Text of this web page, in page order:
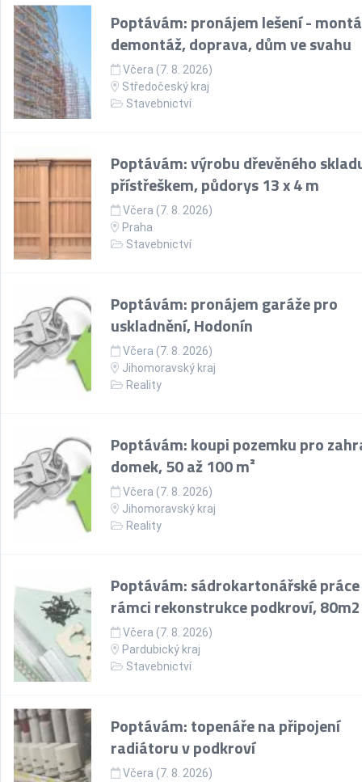
Poptávám: pronájem lešení -
demontáž, doprava, dům ve svahu
Včera (7. 8. 2026)
Středočeský kraj
Stavebnictví
Poptávám: výrobu dřevěného
přístřeškem, půdorys 13 x 4 m
Včera (7. 8. 2026)
Praha
Stavebnictví
Poptávám: pronájem garáže pro
uskladnění, Hodonín
Včera (7. 8. 2026)
Jihomoravský kraj
Reality
Poptávám: koupi pozemku pro
domek, 50 až 100 m²
Včera (7. 8. 2026)
Jihomoravský kraj
Reality
Poptávám: sádrokartonářské
rámci rekonstrukce podkroví, 80m2
Včera (7. 8. 2026)
Pardubický kraj
Stavebnictví
Poptávám: topenáře na připojení
radiátoru v podkroví
Včera (7. 8. 2026)